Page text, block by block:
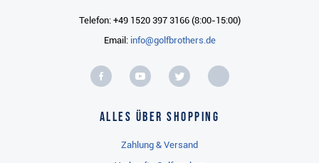
Telefon: +49 1520 397 3166 (8:00-15:00)
Email: info@golfbrothers.de
Alles über Shopping
Zahlung & Versand